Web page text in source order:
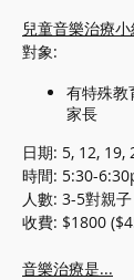
兒童音樂治療
對象:
有特殊教
家長
日期: 5, 12, 19,
時間: 5:30-
人數: 3-5對親子
收費: $1800
音樂治療是...